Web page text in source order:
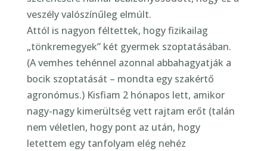
veszély valószínűleg elmúlt.
Attól is nagyon féltettek, hogy fizikailag
„tönkremegyek” két gyermek szoptatásában.
(A vemhes tehénnel azonnal abbahagyatják a
bocik szoptatását – mondta egy szakértő
agronómus.) Kisfiam 2 hónapos lett, amikor
nagy-nagy kimerültség vett rajtam erőt (talán
nem véletlen, hogy pont az után, hogy
letettem egy tanfolyam elég nehéz